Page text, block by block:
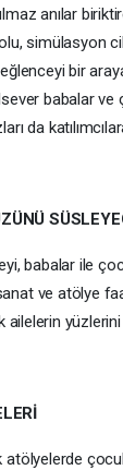
anılar
simülasyon
bir
babalar ve
da
babalar ile
ve atölye
ailelerin
atölyelerde